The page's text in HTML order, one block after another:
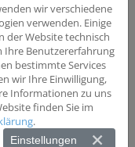
bis 35 Tage vor
Vorherige oder
Therapie
an einer
wir verschiedene
verwenden. Einige
der Website technisch
Ihre Benutzererfahrung
bestimmte Services
wir Ihre Einwilligung,
Informationen zu uns
finden Sie im
.
Einstellungen